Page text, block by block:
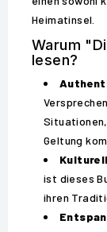
Heimatinsel.
Warum
lesen?
Geltung
ist dieses
ihren